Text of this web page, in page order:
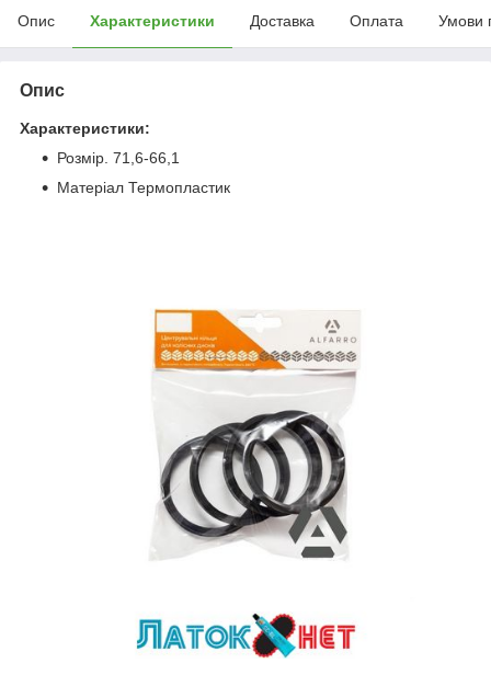
Опис Характеристики Доставка Оплата Умови
Опис
Характеристики:
Розмір. 71,6-66,1
Матеріал Термопластик